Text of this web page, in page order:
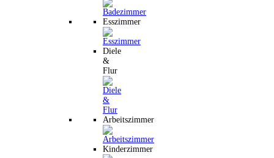
Esszimmer
Diele
&
Flur
Arbeitszimmer
Kinderzimmer